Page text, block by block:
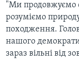
"Ми продовжуємо
розуміємо
походження.
нашого
зараз вільні від